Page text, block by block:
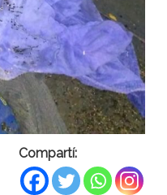
Compartí: